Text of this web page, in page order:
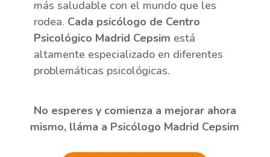
más saludable con el mundo que les
rodea. Cada psicólogo de Centro
Psicológico Madrid Cepsim está
altamente especializado en diferentes
problemáticas psicológicas.
No esperes y comienza a mejorar ahora
mismo, lláma a Psicólogo Madrid Cepsim